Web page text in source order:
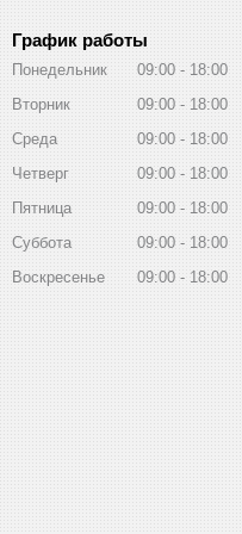
График работы
Понедельник 09:00
18:00
Вторник
09:00
18:00
Среда
09:00
18:00
Четверг
09:00
18:00
Пятница
09:00
18:00
Суббота
09:00
18:00
Воскресенье
09:00 18:00